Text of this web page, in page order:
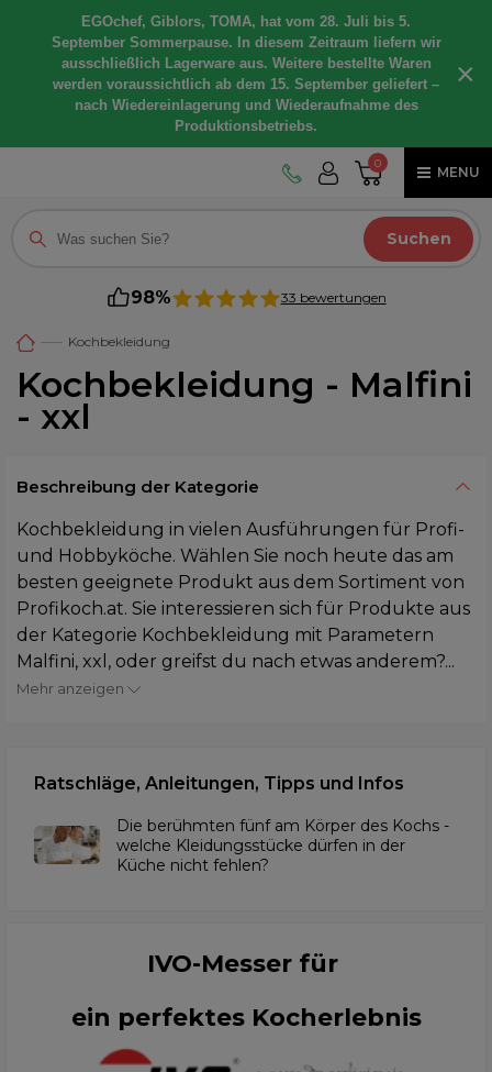
EGOchef, Giblors, TOMA, hat vom 28. Juli bis 5.
September Sommerpause. In diesem Zeitraum liefern wir
ausschließlich Lagerware aus. Weitere bestellte Waren
werden voraussichtlich ab dem 15. September geliefert –
nach Wiedereinlagerung und Wiederaufnahme des
Produktionsbetriebs.
×
0
MENU
Suchen
98% 33 bewertungen
Kochbekleidung
Kochbekleidung - Malfini
- xxl
Beschreibung der Kategorie
Kochbekleidung in vielen Ausführungen für Profi-
und Hobbyköche. Wählen Sie noch heute das am
besten geeignete Produkt aus dem Sortiment von
Profikoch.at. Sie interessieren sich für Produkte aus
der Kategorie Kochbekleidung mit Parametern
Malfini, xxl, oder greifst du nach etwas anderem?...
Mehr anzeigen
Ratschläge, Anleitungen, Tipps und Infos
Die berühmten fünf am Körper des Kochs -
welche Kleidungsstücke dürfen in der
Küche nicht fehlen?
IVO-Messer für
ein perfektes Kocherlebnis